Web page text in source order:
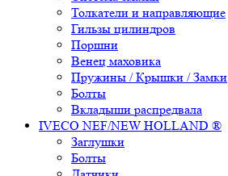
Толкатели и направляющие
Гильзы цилиндров
Поршни
Венец маховика
Пружины / Крышки / Замки
Болты
Вкладыши распредвала
IVECO NEF/NEW HOLLAND ®
Заглушки
Болты